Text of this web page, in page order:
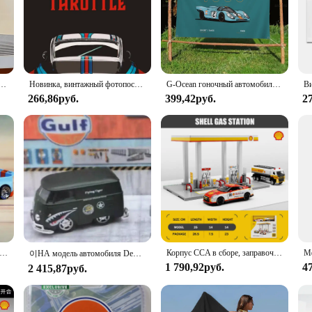
solution that adapts to your child's growth from infancy to toddlerhood.
accessories are of the highest quality, ensuring that they can withstand the
to complement the sleek and modern aesthetic of the Graco 4Ever
the accessories are no different. Whether you're a parent looking to
to fit seamlessly with the seat's various configurations. They are
are available in sets, making it easy for vendors to offer a
thanks to their durable and easy-to-clean fabrics. The accessories are
reduces the stress of traveling with children. The accessories are available
accessories, you can rest assured that your child is traveling in the safest
для телефона, для Redmi 13 12 13c 12c Note 13 Pro Plus 11 12 Pro 10 12s 11s Новинка, винтажный фотопостер в синем стиле, Картина на холсте высокого качества, идеально подходит для украшения стен гостиной
266,86руб.
G-Ocean гоночный автомобиль DIY флаг для семейной группы Фото Гостиная для дома и общежития Декор Настенный декор баннер
399,42руб.
Liberty1:64 Volkswagen VW прицеп перфорированный сплав окрашенная модель автомобиля украшение 이НА модель автомобиля Demon King Auto 1:64 Gulf T1 Alloy
2 415,87руб.
Корпус CCA в сборе, заправочная станция, нефтяная заправочная станция, модель автомобиля из сплава, ручная работа, украшение, коллекция игрушек, инструмент, подарок, литье под давлением
1 790,92руб.